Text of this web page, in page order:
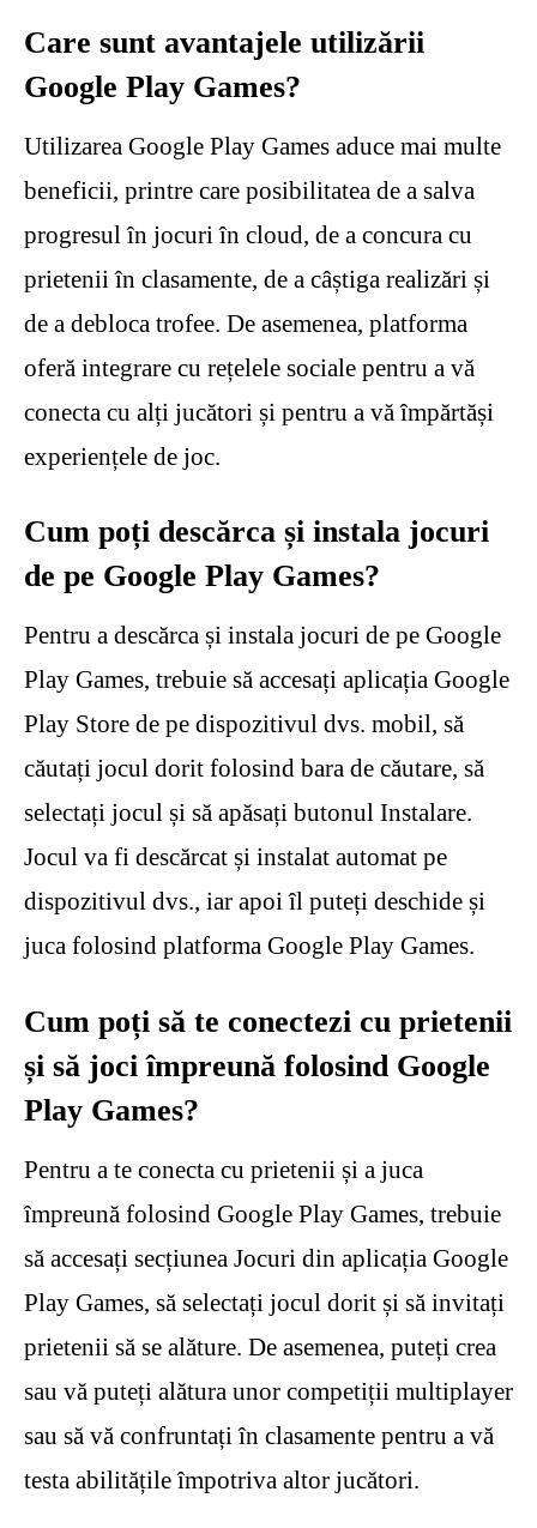
Care sunt avantajele utilizării
Google Play Games?
Utilizarea Google Play Games aduce mai multe
beneficii, printre care posibilitatea de a salva
progresul în jocuri în cloud, de a concura cu
prietenii în clasamente, de a câștiga realizări și
de a debloca trofee. De asemenea, platforma
oferă integrare cu rețelele sociale pentru a vă
conecta cu alți jucători și pentru a vă împărtăși
experiențele de joc.
Cum poți descărca și instala jocuri
de pe Google Play Games?
Pentru a descărca și instala jocuri de pe Google
Play Games, trebuie să accesați aplicația Google
Play Store de pe dispozitivul dvs. mobil, să
căutați jocul dorit folosind bara de căutare, să
selectați jocul și să apăsați butonul Instalare.
Jocul va fi descărcat și instalat automat pe
dispozitivul dvs., iar apoi îl puteți deschide și
juca folosind platforma Google Play Games.
Cum poți să te conectezi cu prietenii
și să joci împreună folosind Google
Play Games?
Pentru a te conecta cu prietenii și a juca
împreună folosind Google Play Games, trebuie
să accesați secțiunea Jocuri din aplicația Google
Play Games, să selectați jocul dorit și să invitați
prietenii să se alăture. De asemenea, puteți crea
sau vă puteți alătura unor competiții multiplayer
sau să vă confruntați în clasamente pentru a vă
testa abilitățile împotriva altor jucători.